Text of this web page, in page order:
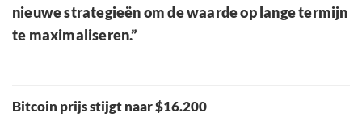
nieuwe strategieën om de waarde op lange termijn
te maximaliseren.”
Bitcoin prijs stijgt naar $16.200